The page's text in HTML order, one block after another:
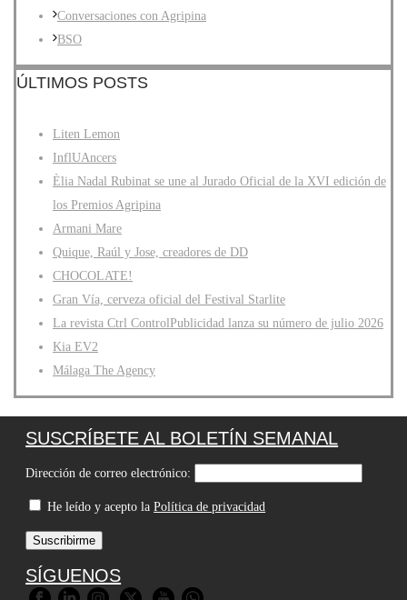
Conversaciones con Agripina
BSO
ÚLTIMOS POSTS
Liten Lemon
InflUAncers
Èlia Nadal Rubinat se une al Jurado Oficial de la XVI edición de
los Premios Agripina
Armani Mare
Quique, Raúl y Jose, creadores de DD
CHOCOLATE!
Gran Vía, cerveza oficial del Festival Starlite
La revista Ctrl ControlPublicidad lanza su número de julio 2026
Kia EV2
Málaga The Agency
SUSCRÍBETE AL BOLETÍN SEMANAL
Dirección de correo electrónico:
He leído y acepto laPolítica de privacidad
SÍGUENOS